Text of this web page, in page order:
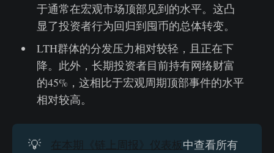
于通常在宏观市场顶部见到的水平。这凸
显了投资者行为回归到囤币的总体转变。
LTH群体的分发压力相对较轻，且正在下
降。此外，长期投资者目前持有网络财富
的45%，这相比于宏观周期顶部事件的水平
相对较高。
💡 在本期《链上周报》仪表板中查看所有